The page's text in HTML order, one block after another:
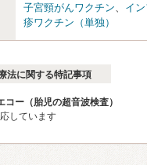
子宮頸がんワクチン イ
疹ワクチン（単独）
法に関する特記事項
コー（胎児の超音波検査）
しています